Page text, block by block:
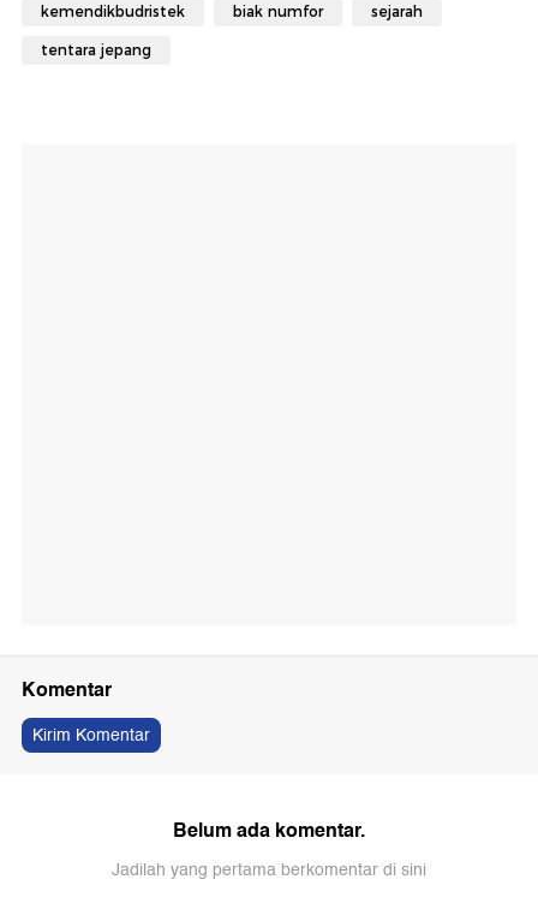
kemendikbudristek biak numfor sejarah
tentara jepang
Komentar
Kirim Komentar
Belum ada komentar.
Jadilah yang pertama berkomentar di sini